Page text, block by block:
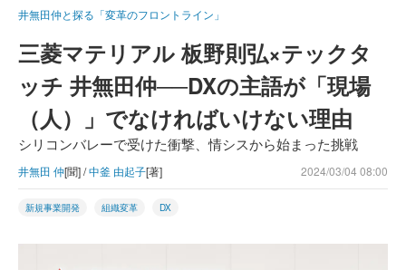
井無田仲と探る「変革のフロントライン」
三菱マテリアル 板野則弘×テックタ
ッチ 井無田仲──DXの主語が「現場
（人）」でなければいけない理由
シリコンバレーで受けた衝撃、情シスから始まった挑戦
井無田 仲[聞] /中釜 由起子[著] 2024/03/04 08:00
新規事業開発 組織変革 DX